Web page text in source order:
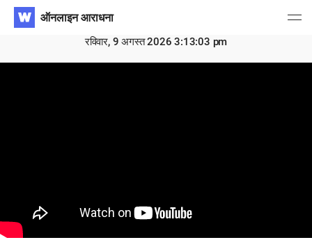
​ऑनलाइन आराधना
रविवार, 9 अगस्त 2026 3:13:03 pm